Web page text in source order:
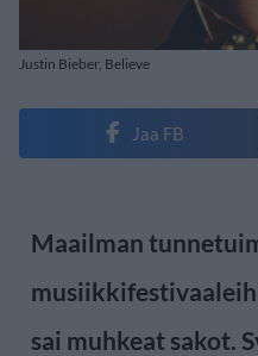
Justin Bieber, Believe
Jaa FB
Maailman
sai muhkeat sakot.